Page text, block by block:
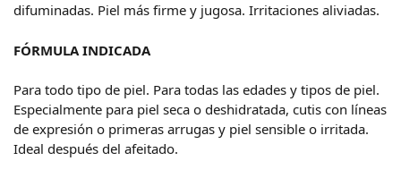
difuminadas. Piel más firme y jugosa. Irritaciones aliviadas.
FÓRMULA INDICADA
Para todo tipo de piel. Para todas las edades y tipos de piel.
Especialmente para piel seca o deshidratada, cutis con líneas
de expresión o primeras arrugas y piel sensible o irritada.
Ideal después del afeitado.